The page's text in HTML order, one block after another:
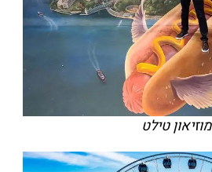
מוזיאון טילט